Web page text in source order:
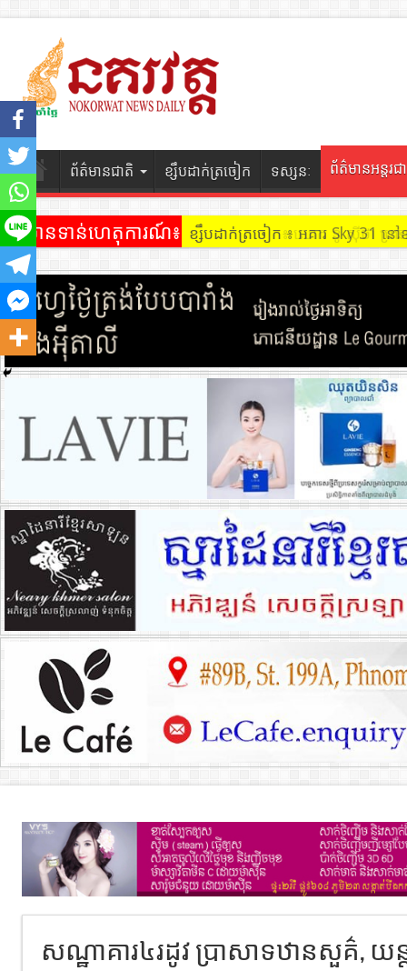
ព័ត៌មានជាតិ ខ្សឹបដាក់ត្រចៀក ទស្សនៈ ព័ត៌មានអន្តរជ
ព័ត៌មានទាន់ហេតុការណ៍៖ ខ្សឹបដាក់ត្រចៀក ៖ អគារ Sky 31
សណ្ឋាគារ៤រដូវ ប្រាសាទឋានសួគ៌, យន្